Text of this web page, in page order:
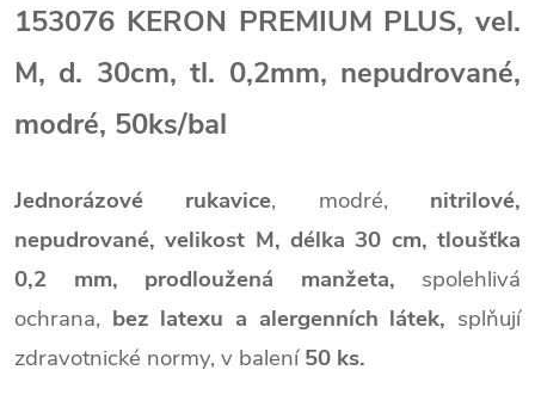
153076 KERON PREMIUM PLUS, vel.
M, d. 30cm, tl. 0,2mm, nepudrované,
modré, 50ks/bal
Jednorázové rukavice, modré, nitrilové,
nepudrované,velikost M,délka 30 cm,tloušťka
0,2 mm, prodloužená manžeta, spolehlivá
ochrana, bez latexu a alergenních látek, splňují
zdravotnické normy, v balení50 ks.